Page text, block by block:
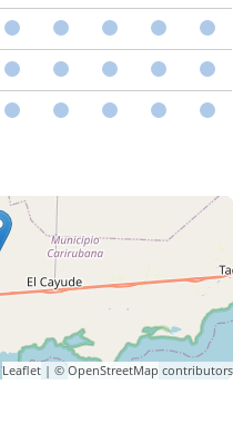
Leaflet| © OpenStreetMap contributors